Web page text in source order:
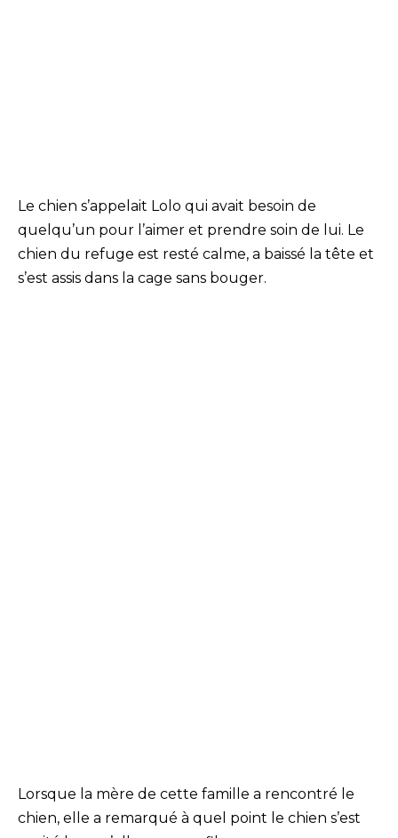
Le chien s’appelait Lolo qui avait besoin de
quelqu’un pour l’aimer et prendre soin de lui. Le
chien du refuge est resté calme, a baissé la tête et
s’est assis dans la cage sans bouger.
Lorsque la mère de cette famille a rencontré le
chien, elle a remarqué à quel point le chien s’est